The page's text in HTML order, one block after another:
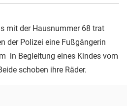
mit der Hausnummer 68 trat
der Polizei eine Fußgängerin
in Begleitung eines Kindes vom
schoben ihre Räder.